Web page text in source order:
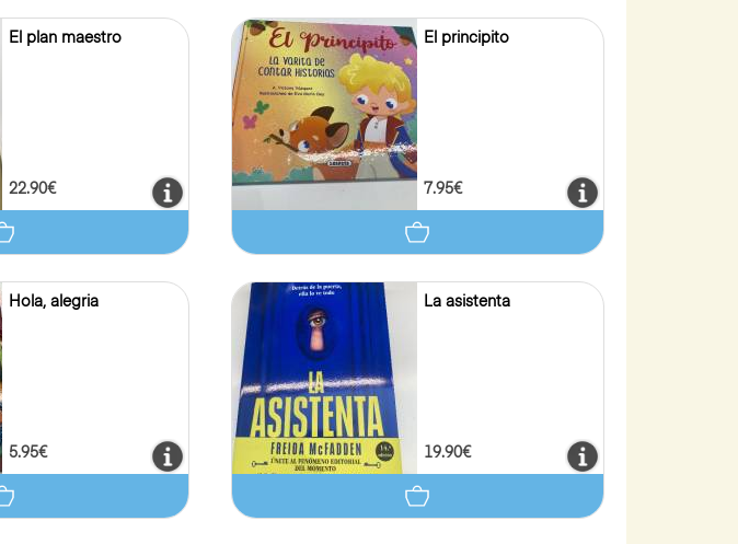
El plan maestro
22.90€
El principito
7.95€
Hola, alegria
5.95€
La asistenta
19.90€